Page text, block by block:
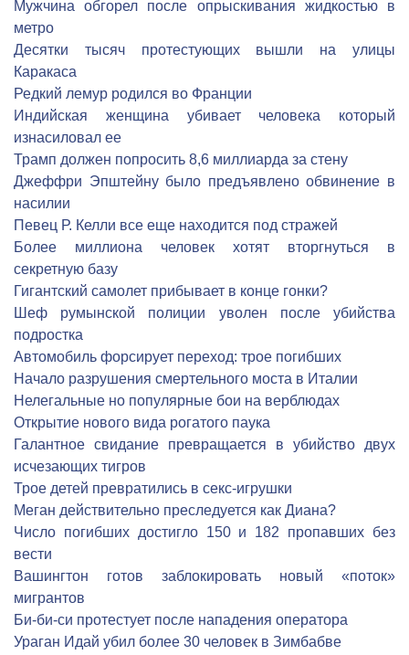
Мужчина обгорел после опрыскивания жидкостью в
метро
Десятки тысяч протестующих вышли на улицы
Каракаса
Редкий лемур родился во Франции
Индийская женщина убивает человека который
изнасиловал ее
Трамп должен попросить 8,6 миллиарда за стену
Джеффри Эпштейну было предъявлено обвинение в
насилии
Певец Р. Келли все еще находится под стражей
Более миллиона человек хотят вторгнуться в
секретную базу
Гигантский самолет прибывает в конце гонки?
Шеф румынской полиции уволен после убийства
подростка
Автомобиль форсирует переход: трое погибших
Начало разрушения смертельного моста в Италии
Нелегальные но популярные бои на верблюдах
Открытие нового вида рогатого паука
Галантное свидание превращается в убийство двух
исчезающих тигров
Трое детей превратились в секс-игрушки
Меган действительно преследуется как Диана?
Число погибших достигло 150 и 182 пропавших без
вести
Вашингтон готов заблокировать новый «поток»
мигрантов
Би-би-си протестует после нападения оператора
Ураган Идай убил более 30 человек в Зимбабве